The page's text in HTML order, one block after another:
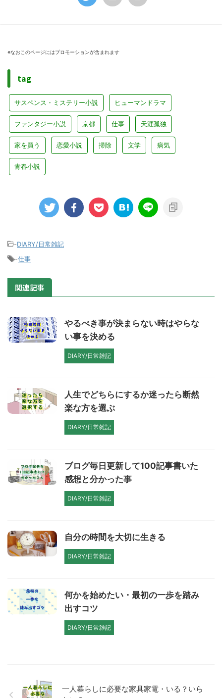
※なおこのページにはプロモーションが含まれます
tag
サスペンス・ミステリー小説 ヒューマンドラマ
ファンタジー小説 京都 仕事 天涯孤独
家を買う 恋愛小説 掃除 文学 病気
青春小説
-DIARY/日常雑記
-仕事
関連記事
やるべき事が決まらない時はやらな
い事を決める
DIARY/日常雑記
人生でどちらにするか迷ったら断然
楽な方を選ぶ
DIARY/日常雑記
ブログ毎日更新して100記事書いた
感想と分かった事
DIARY/日常雑記
自分の時間を大切に生きる
DIARY/日常雑記
何かを始めたい・最初の一歩を踏み
出すコツ
DIARY/日常雑記
一人暮らしに必要な家具家電・いる？いら